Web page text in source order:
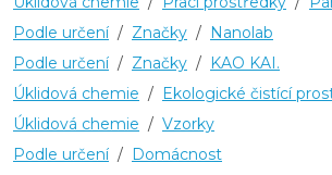
Podle určení / Značky / Nanolab
Podle určení / Značky / KAO KAI.
Úklidová chemie / Ekologické čistící
Úklidová chemie / Vzorky
Podle určení / Domácnost